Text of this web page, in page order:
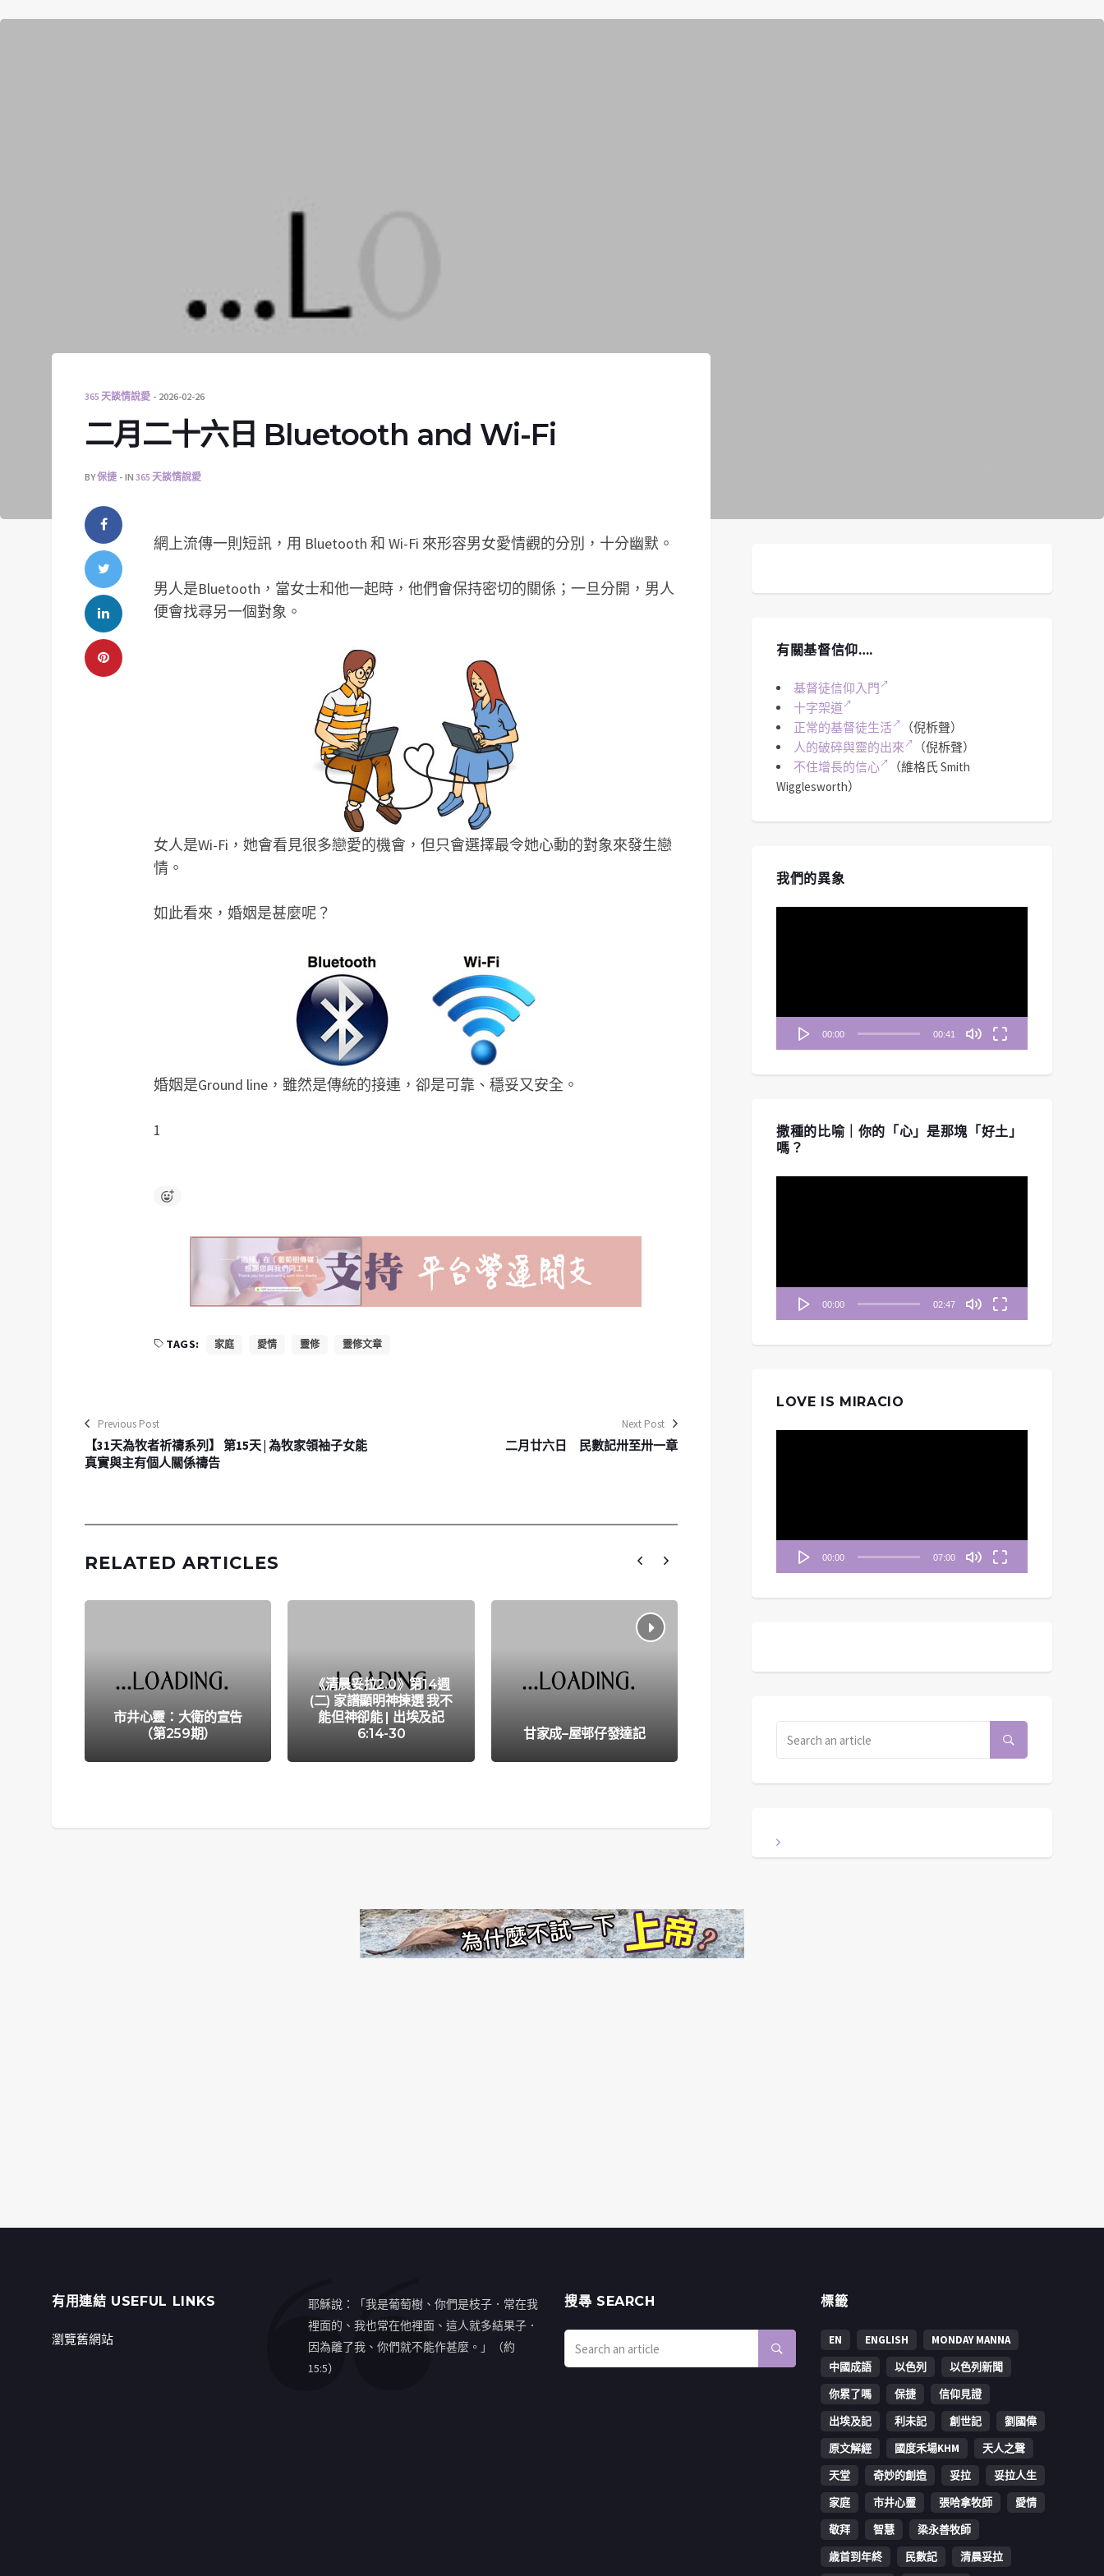
365 天談情說愛 2026-02-26
二月二十六日 Bluetooth and Wi-Fi
BY保捷 IN 365 天談情說愛
網上流傳一則短訊，用 Bluetooth 和 Wi-Fi 來形容男女愛情觀的分別，十分幽默。
男人是Bluetooth，當女士和他一起時，他們會保持密切的關係；一旦分開，男人
便會找尋另一個對象。
女人是Wi-Fi，她會看見很多戀愛的機會，但只會選擇最令她心動的對象來發生戀
情。
如此看來，婚姻是甚麼呢？
婚姻是Ground line，雖然是傳統的接連，卻是可靠、穩妥又安全。
1
TAGS: 家庭 愛情 靈修 靈修文章
Previous Post
【31天為牧者祈禱系列】 第15天 | 為牧家領袖子女能
真實與主有個人關係禱告
Next Post
二月廿六日 民數記卅至卅一章
RELATED ARTICLES
市井心靈：大衛的宣告
（第259期）
《清晨妥拉2.0》第14週
(二) 家譜顯明神揀選 我不
能但神卻能 | 出埃及記
6:14-30
甘家成–屋邨仔發達記
三月二十三日──跟從耶穌
的三「不」
市井心靈：亞比該的抉擇
（第 214 期）
有關基督信仰….
基督徒信仰入門
十字架道
正常的基督徒生活
（倪柝聲）
人的破碎與靈的出來
（倪柝聲）
不住增長的信心
（維格氏 Smith
Wigglesworth）
我們的異象
00:00 00:41
撒種的比喻｜你的「心」是那塊「好土」
嗎？
00:00 02:47
LOVE IS MIRACIO
00:00 07:00
有用連結 USEFUL LINKS
瀏覽舊網站
耶穌說：「我是葡萄樹、你們是枝子．常在我
裡面的、我也常在他裡面、這人就多結果子．
因為離了我、你們就不能作甚麼。」（約
15:5）
搜㝷 SEARCH 標籤
EN ENGLISH
MONDAY MANNA
中國成語
以色列
以色列新聞
你累了嗎
保捷
信仰見證
出埃及記
利未記 創世記
劉國偉
原文解經
國度禾場KHM
天人之聲
天堂
奇妙的創造 妥拉
妥拉人生
家庭
市井心靈 張哈拿牧師
愛情
敬拜
智慧
梁永善牧師
歳首到年終
民數記 清晨妥拉